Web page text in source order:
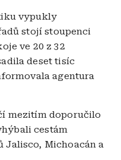
vypukly
stojí stoupenci
ve 20 z 32
deset tisíc
agentura
mezitím doporučilo
cestám
Jalisco, Michoacán a